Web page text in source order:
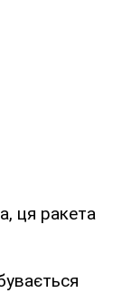
ця ракета